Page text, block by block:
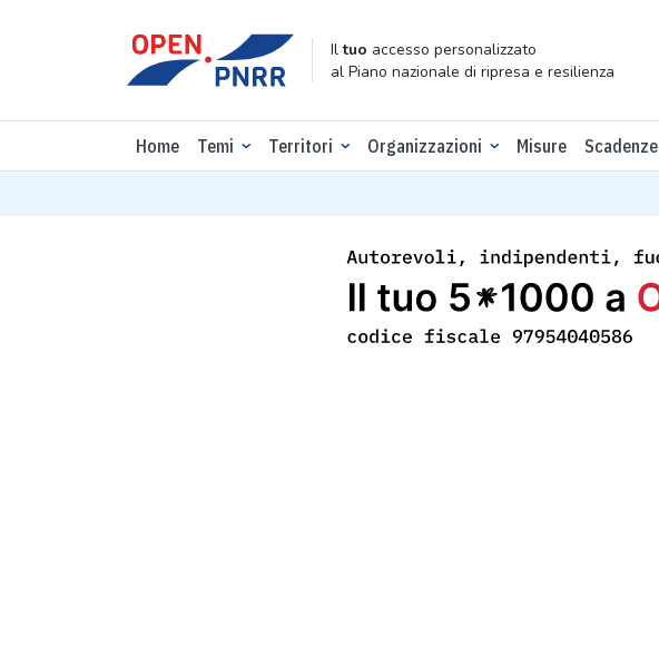
Iltuo accesso personalizzato
al Piano nazionale di ripresa e resilienza
Home Temi Territori Organizzazioni Misure Scadenze